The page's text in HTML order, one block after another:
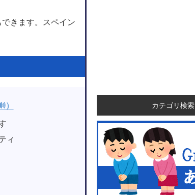
きます。スペイン
）
ィ
カテゴリ検索